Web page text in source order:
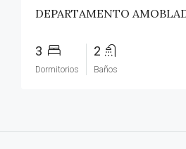
3
Dormitorios
2
Baños